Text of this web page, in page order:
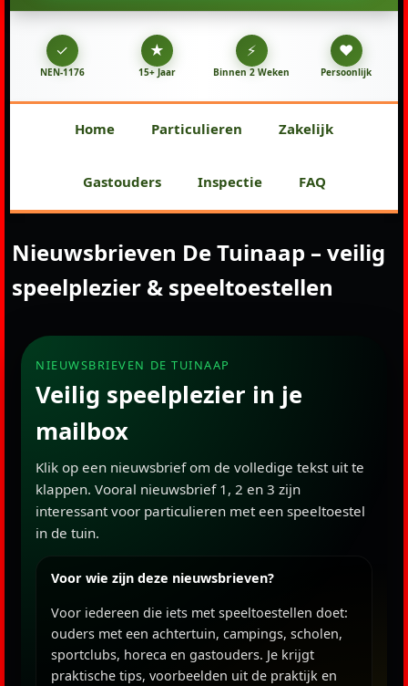
✓
NEN-1176
★
15+ Jaar
⚡
Binnen 2 Weken
♥
Persoonlijk
Home Particulieren Zakelijk
Gastouders Inspectie FAQ
Nieuwsbrieven De Tuinaap – veilig
speelplezier & speeltoestellen
NIEUWSBRIEVEN DE TUINAAP
Veilig speelplezier in je
mailbox
Klik op een nieuwsbrief om de volledige tekst uit te
klappen. Vooral nieuwsbrief 1, 2 en 3 zijn
interessant voor particulieren met een speeltoestel
in de tuin.
Voor wie zijn deze nieuwsbrieven?
Voor iedereen die iets met speeltoestellen doet:
ouders met een achtertuin, campings, scholen,
sportclubs, horeca en gastouders. Je krijgt
praktische tips, voorbeelden uit de praktijk en